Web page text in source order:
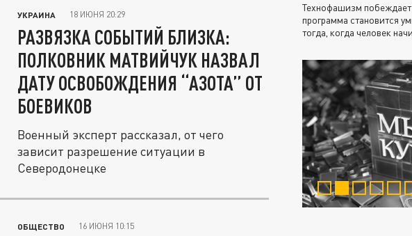
УКРАИНА 18 ИЮНЯ 20:29
РАЗВЯЗКА СОБЫТИЙ БЛИЗКА:
ПОЛКОВНИК МАТВИЙЧУК НАЗВАЛ
ДАТУ ОСВОБОЖДЕНИЯ “АЗОТА” ОТ
БОЕВИКОВ
Военный эксперт рассказал, от чего
зависит разрешение ситуации в
Северодонецке
ОБЩЕСТВО 16 ИЮНЯ 10:15
Технофашизм побеждает
программа становится
тогда, когда человек